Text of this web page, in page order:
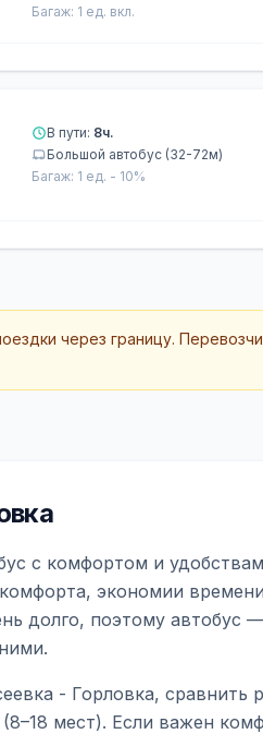
Багаж: 1 ед. вкл.
В пути: 8ч.
Большой автобус (32-72м)
Багаж: 1 ед. - 10%
через границу.
с комфортом и
экономии
долго, поэтому автобус
- Горловка, сравнить
мест). Если важен